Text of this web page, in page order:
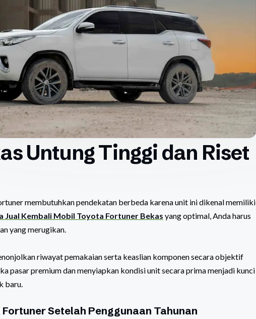
Untung Tinggi dan Riset
membutuhkan pendekatan berbeda karena unit ini dikenal memiliki
Jual Kembali Mobil Toyota Fortuner Bekas yang optimal, Anda harus
yang merugikan.
riwayat pemakaian serta keaslian komponen secara objektif
pasar premium dan menyiapkan kondisi unit secara prima menjadi kunci
baru.
Setelah Penggunaan Tahunan